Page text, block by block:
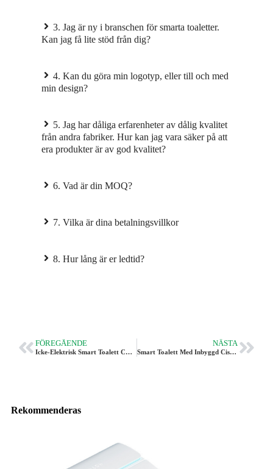
3. Jag är ny i branschen för smarta toaletter.
Kan jag få lite stöd från dig?
4. Kan du göra min logotyp, eller till och med
min design?
5. Jag har dåliga erfarenheter av dålig kvalitet
från andra fabriker. Hur kan jag vara säker på att
era produkter är av god kvalitet?
6. Vad är din MOQ?
7. Vilka är dina betalningsvillkor
8. Hur lång är er ledtid?
FÖREGÅENDE
Icke-Elektrisk Smart Toalett CL-630 - Tanklös Bidétoalett Vleeo
NÄSTA
Smart Toalett Med Inbyggd Cistern CL-632 | VLEEO
Rekommenderas